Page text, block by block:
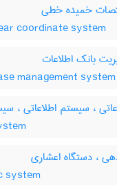
خمیده خطی
coordinate system
بانک اطلاعات
management system
، سیستم اطلاعاتی ،
، دستگاه اعشاری
system